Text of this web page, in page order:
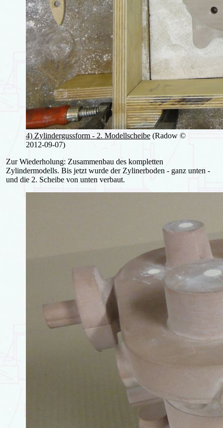
4) Zylindergussform - 2. Modellscheibe (Radow ©
2012-09-07)
Zur Wiederholung: Zusammenbau des kompletten
Zylindermodells. Bis jetzt wurde der Zylinerboden - ganz unten -
und die 2. Scheibe von unten verbaut.